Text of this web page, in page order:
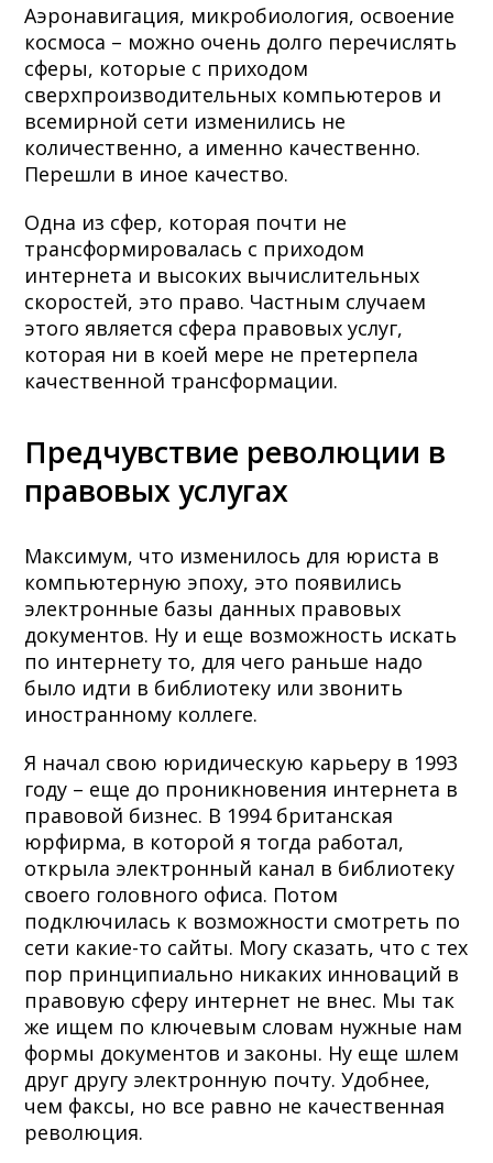
Аэронавигация, микробиология, освоение
космоса – можно очень долго перечислять
сферы, которые с приходом
сверхпроизводительных компьютеров и
всемирной сети изменились не
количественно, а именно качественно.
Перешли в иное качество.
Одна из сфер, которая почти не
трансформировалась с приходом
интернета и высоких вычислительных
скоростей, это право. Частным случаем
этого является сфера правовых услуг,
которая ни в коей мере не претерпела
качественной трансформации.
Предчувствие революции в
правовых услугах
Максимум, что изменилось для юриста в
компьютерную эпоху, это появились
электронные базы данных правовых
документов. Ну и еще возможность искать
по интернету то, для чего раньше надо
было идти в библиотеку или звонить
иностранному коллеге.
Я начал свою юридическую карьеру в 1993
году – еще до проникновения интернета в
правовой бизнес. В 1994 британская
юрфирма, в которой я тогда работал,
открыла электронный канал в библиотеку
своего головного офиса. Потом
подключилась к возможности смотреть по
сети какие-то сайты. Могу сказать, что с тех
пор принципиально никаких инноваций в
правовую сферу интернет не внес. Мы так
же ищем по ключевым словам нужные нам
формы документов и законы. Ну еще шлем
друг другу электронную почту. Удобнее,
чем факсы, но все равно не качественная
революция.